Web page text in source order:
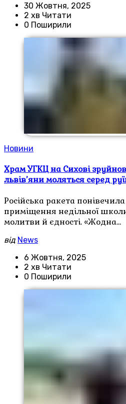
30 Жовтня, 2025
2 хв Читати
0 Поширили
Новини
Храм УГКЦ на Сихові
львів’яни моляться серед
Російська ракета
приміщення недільної
молитви й єдності. «Жодна…
від News
6 Жовтня, 2025
2 хв Читати
0 Поширили